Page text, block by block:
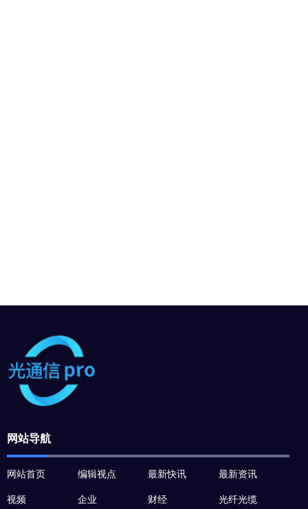
网站导航
网站首页 编辑视点 最新快讯 最新资讯
视频 企业 财经 光纤光缆